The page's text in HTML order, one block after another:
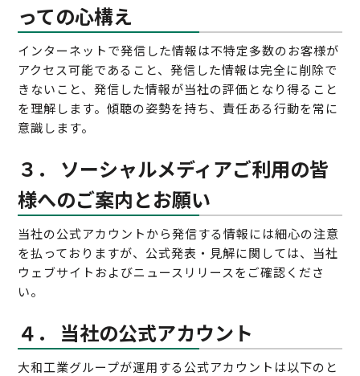
っての心構え
インターネットで発信した情報は不特定多数のお客様が
アクセス可能であること、発信した情報は完全に削除で
きないこと、発信した情報が当社の評価となり得ること
を理解します。傾聴の姿勢を持ち、責任ある行動を常に
意識します。
３． ソーシャルメディアご利用の皆
様へのご案内とお願い
当社の公式アカウントから発信する情報には細心の注意
を払っておりますが、公式発表・見解に関しては、当社
ウェブサイトおよびニュースリリースをご確認くださ
い。
４． 当社の公式アカウント
大和工業グループが運用する公式アカウントは以下のと